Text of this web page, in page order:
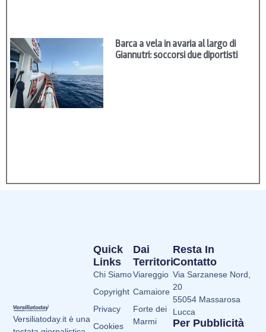
Barca a vela in avaria al largo di
Giannutri: soccorsi due diportisti
Versiliatoday.it è una
Dai
Territori
Viareggio
Camaiore
Forte dei
Marmi
Quick
Links
Chi Siamo
Copyright
Privacy
Cookies
Resta In
Contatto
Via Sarzanese Nord,
20
55054 Massarosa
Lucca
Per Pubblicità